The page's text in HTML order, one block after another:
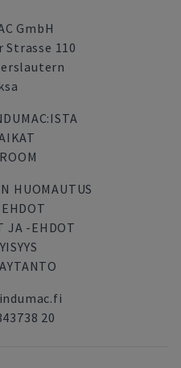
GmbH
110
HUOMAUTUS
JA -EHDOT
20